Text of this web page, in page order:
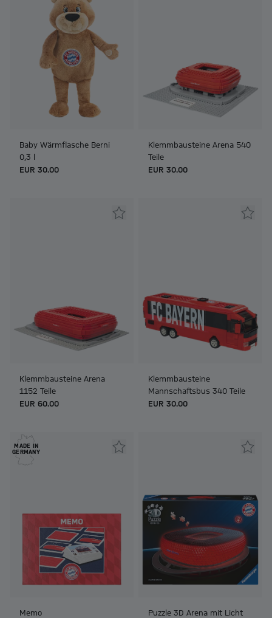
Baby Wärmflasche Berni
0,3 l
EUR 30.00
Klemmbausteine Arena 540
Teile
EUR 30.00
Klemmbausteine Arena
1152 Teile
EUR 60.00
Klemmbausteine
Mannschaftsbus 340 Teile
EUR 30.00
MADE IN
GERMANY
Memo
Puzzle 3D Arena mit Licht